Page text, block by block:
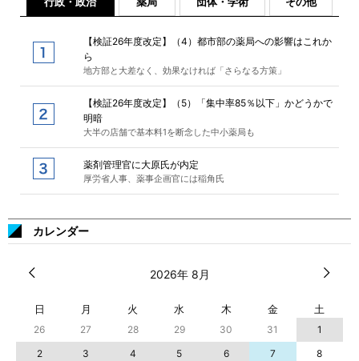
【検証26年度改定】（4）都市部の薬局への影響はこれか
ら
地方部と大差なく、効果なければ「さらなる方策」
【検証26年度改定】（5）「集中率85％以下」かどうかで
明暗
大半の店舗で基本料1を断念した中小薬局も
薬剤管理官に大原氏が内定
厚労省人事、薬事企画官には稲角氏
カレンダー
2026年 8月
日 月 火 水 木 金 土
26 27 28 29 30 31
1
2
3 4 5 6 7
8